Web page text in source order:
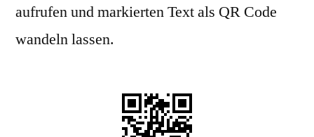
aufrufen und markierten Text als QR Code
wandeln lassen.